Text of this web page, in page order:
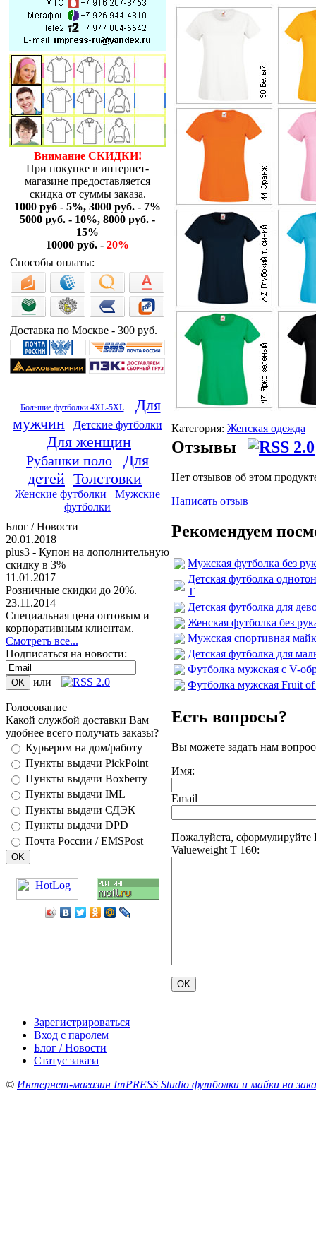
Внимание СКИДКИ!
При покупке в интернет-
магазине предоставляется
скидка от суммы заказа.
1000 руб - 5%, 3000 руб. - 7%
5000 руб. - 10%, 8000 руб. -
15%
10000 руб. - 20%
Способы оплаты:
Доставка по Москве - 300 руб.
Большие футболки 4XL-5XL
Для
мужчин
Детские футболки
Для женщин
Рубашки поло
Для
детей Толстовки
Женские футболки
Мужские
футболки
Блог / Новости
20.01.2018
plus3 - Купон на дополнительную
скидку в 3%
11.01.2017
Розничные скидки до 20%.
23.11.2014
Специальная цена оптовым и
корпоративным клиентам.
Смотреть все...
Подписаться на новости:
или
Голосование
Какой службой доставки Вам
удобнее всего получать заказы?
Курьером на дом/работу
Пункты выдачи PickPoint
Пункты выдачи Boxberry
Пункты выдачи IML
Пункты выдачи СДЭК
Пункты выдачи DPD
Почта России / EMSPost
Категория: Женская одежда
Отзывы
Нет отзывов об этом
Написать отзыв
Рекомендуем
Мужская футболка без
Детская футболка
T
Детская футболка для
Женская футболка без
Мужская спортивная
Детская футболка для
Футболка мужская с V-
Футболка мужская Fruit
Есть вопросы?
Вы можете задать нам
Имя:
Email
Пожалуйста,
Valueweight T 160:
Зарегистрироваться
Вход с паролем
Блог / Новости
Статус заказа
© Интернет-магазин ImPRESS Studio футболки и майки на